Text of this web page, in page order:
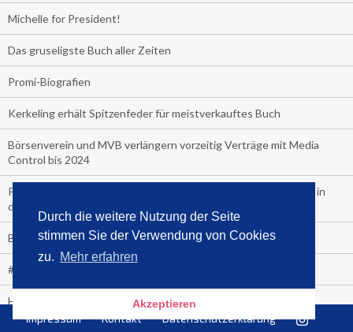
Durch die weitere Nutzung der Seite
stimmen Sie der Verwendung von Cookies
zu. Mehr erfahren
Akzeptieren
Michelle for President!
Das gruseligste Buch aller Zeiten
Promi-Biografien
Kerkeling erhält Spitzenfeder für meistverkauftes Buch
Börsenverein und MVB verlängern vorzeitig Verträge mit Media
Control bis 2024
PocketBook, Ceebo und Umbreit bringen Hörbuch-Downloads in
die Cloud
Bella Bella
#1-Bestseller: "Das ist Alpha!" von Kollegah
Hammer! "Fear: Trump in the White House" (auf Englisch) von
Impressum Kontakt Datenschutzerklärung